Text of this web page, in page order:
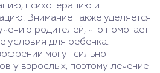
психотерапию и
Внимание также уделяется
родителей, что помогает
условия для ребенка.
могут сильно
у взрослых, поэтому лечение